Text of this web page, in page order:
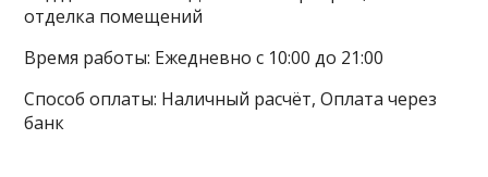
отделка помещений
Время работы: Ежедневно с 10:00 до 21:00
Способ оплаты: Наличный расчёт, Оплата через
банк